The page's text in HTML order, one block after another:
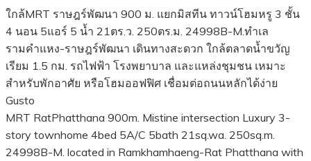
ใกล้MRT ราษฎร์พัฒนา 900 ม. แยกมิสทีน ทาวน์โฮมหรู 3 ชั้น
4 นอน 5แอร์ 5 น้ำ 21ตร.ว. 250ตร.ม. 24998B-M.ทำเล
รามคำแหง-ราษฎร์พัฒนา เดินทางสะดวก ใกล้ตลาดน้ำขวัญ
เรียม 1.5 กม. รถไฟฟ้า โรงพยาบาล และแหล่งชุมชน เหมาะ
สำหรับพักอาศัย หรือโฮมออฟฟิศ เชื่อมต่อถนนหลักได้ง่าย
Gusto
MRT RatPhatthana 900m. Mistine intersection Luxury 3-
story townhome 4bed 5A/C 5bath 21sq.wa. 250sq.m.
24998B-M. located in Ramkhamhaeng-Rat Phatthana with